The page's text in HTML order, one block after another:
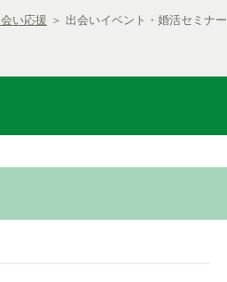
い応援 ＞ 出会いイベント・婚活セミナー